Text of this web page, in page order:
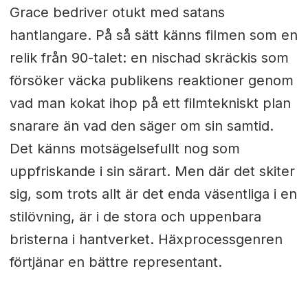
Grace bedriver otukt med satans
hantlangare. På så sätt känns filmen som en
relik från 90-talet: en nischad skräckis som
försöker väcka publikens reaktioner genom
vad man kokat ihop på ett filmtekniskt plan
snarare än vad den säger om sin samtid.
Det känns motsägelsefullt nog som
uppfriskande i sin särart. Men där det skiter
sig, som trots allt är det enda väsentliga i en
stilövning, är i de stora och uppenbara
bristerna i hantverket. Häxprocessgenren
förtjänar en bättre representant.